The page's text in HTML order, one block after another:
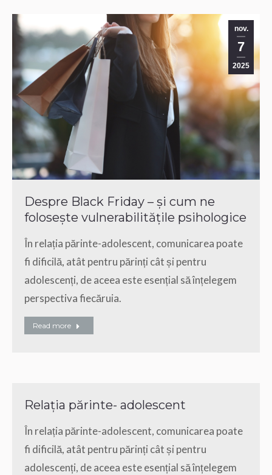
nov.
7
2025
Despre Black Friday – și cum ne
folosește vulnerabilitățile psihologice
În relația părinte-adolescent, comunicarea poate
fi dificilă, atât pentru părinți cât și pentru
adolescenți, de aceea este esențial să înțelegem
perspectiva fiecăruia.
Read more
Relația părinte- adolescent
În relația părinte-adolescent, comunicarea poate
fi dificilă, atât pentru părinți cât și pentru
adolescenți, de aceea este esențial să înțelegem